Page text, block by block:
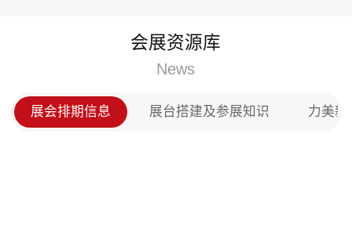
信息化等应用，驱动医疗卫生、医学科研等机构建设
与完善健康医疗大数据资源要素体系，并助力其从信
览会展台设计搭建怎么做？（深圳CMEF医疗器械博
览会）
会展资源库
News
展会排期信息 展台搭建及参展知识 力美新